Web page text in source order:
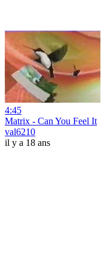
4:45
Matrix - Can You Feel It
val6210
il y a 18 ans